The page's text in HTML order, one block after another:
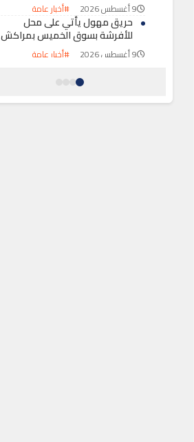
9 أغسطس 2026 #أخبار عامة
حريق مهول يأتي على محل
للأفرشة بسوق الخميس بمراكش
9 أغسطس 2026 #أخبار عامة
بشاطئ “ثيزرا” يستنفر سلطات